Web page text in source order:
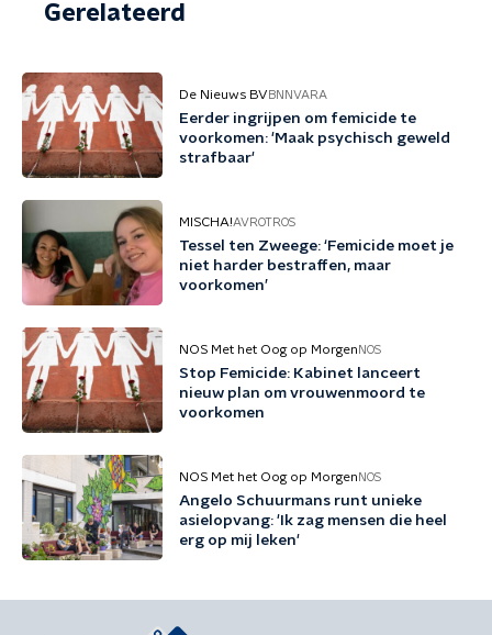
Gerelateerd
De Nieuws BV BNNVARA
Eerder ingrijpen om femicide te
voorkomen: 'Maak psychisch geweld
strafbaar '
MISCHA!AVROTROS
Tessel ten Zweege: ‘Femicide moet je
niet harder bestraffen, maar
voorkomen’
NOS Met het Oog op Morgen NOS
Stop Femicide: Kabinet lanceert
nieuw plan om vrouwenmoord te
voorkomen
NOS Met het Oog op Morgen NOS
Angelo Schuurmans runt unieke
asielopvang: 'Ik zag mensen die heel
erg op mij leken'